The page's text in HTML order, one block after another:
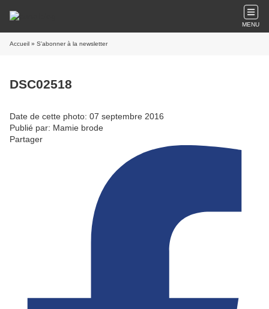
MENU
Accueil » S'abonner à la newsletter
DSC02518
Date de cette photo: 07 septembre 2016
Publié par: Mamie brode
Partager